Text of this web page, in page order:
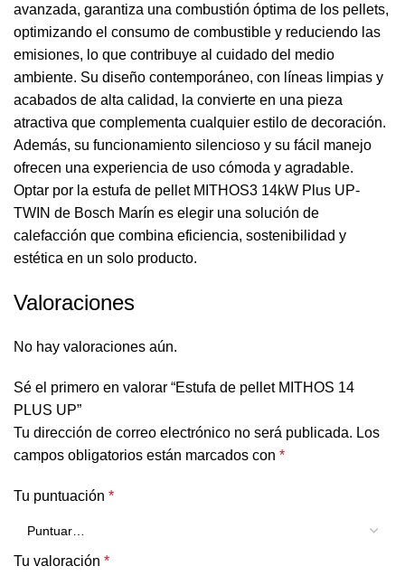
avanzada, garantiza una combustión óptima de los pellets,
optimizando el consumo de combustible y reduciendo las
emisiones, lo que contribuye al cuidado del medio
ambiente. Su diseño contemporáneo, con líneas limpias y
acabados de alta calidad, la convierte en una pieza
atractiva que complementa cualquier estilo de decoración.
Además, su funcionamiento silencioso y su fácil manejo
ofrecen una experiencia de uso cómoda y agradable.
Optar por la estufa de pellet MITHOS3 14kW Plus UP-
TWIN de Bosch Marín es elegir una solución de
calefacción que combina eficiencia, sostenibilidad y
estética en un solo producto.
Valoraciones
No hay valoraciones aún.
Sé el primero en valorar “Estufa de pellet MITHOS 14
PLUS UP”
Tu dirección de correo electrónico no será publicada. Los
campos obligatorios están marcados con *
Tu puntuación *
Tu valoración *